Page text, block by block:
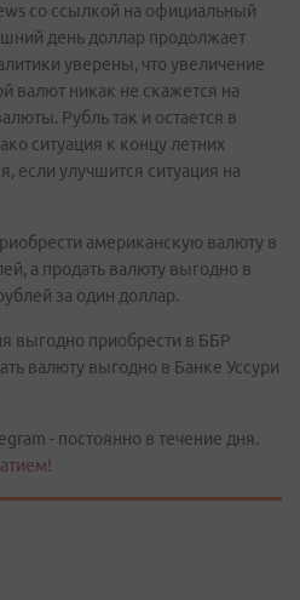
со ссылкой на официальный
день доллар продолжает
уверены, что увеличение
валют никак не скажется на
Рубль так и остается в
ситуация к концу летних
если улучшится ситуация на
американскую валюту в
а продать валюту выгодно в
за один доллар.
выгодно приобрести в ББР
валюту выгодно в Банке Уссури
- постоянно в течение дня.